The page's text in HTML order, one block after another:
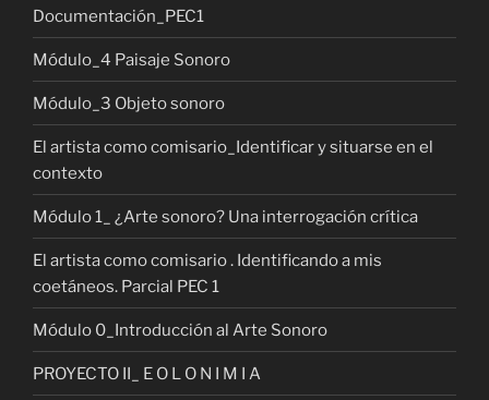
Documentación_PEC1
Módulo_4 Paisaje Sonoro
Módulo_3 Objeto sonoro
El artista como comisario_Identificar y situarse en el
contexto
Módulo 1_ ¿Arte sonoro? Una interrogación crítica
El artista como comisario . Identificando a mis
coetáneos. Parcial PEC 1
Módulo 0_Introducción al Arte Sonoro
PROYECTO II_ E O L O N I M I A